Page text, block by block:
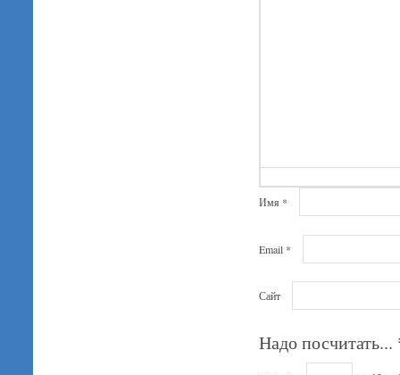
Имя *
Email *
Сайт
Надо посчитать...